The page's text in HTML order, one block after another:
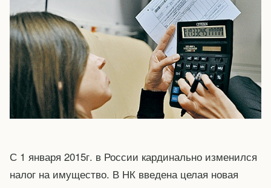
С 1 января 2015г. в России кардинально изменился
налог на имущество. В НК введена целая новая